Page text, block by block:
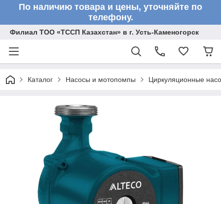
По наличию товара и цены, уточняйте по
телефону.
Филиал ТОО «ТССП Казахстан» в г. Усть-Каменогорск
Каталог Насосы и мотопомпы Циркуляционные